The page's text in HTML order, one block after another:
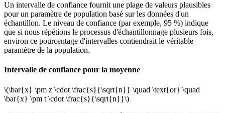
Un intervalle de confiance fournit une plage de valeurs plausibles
pour un paramètre de population basé sur les données d'un
échantillon. Le niveau de confiance (par exemple, 95 %) indique
que si nous répétions le processus d'échantillonnage plusieurs fois,
environ ce pourcentage d'intervalles contiendrait le véritable
paramètre de la population.
Intervalle de confiance pour la moyenne
\(\bar{x} \pm z \cdot \frac{s}{\sqrt{n}} \quad \text{or} \quad
\bar{x} \pm t \cdot \frac{s}{\sqrt{n}}\)